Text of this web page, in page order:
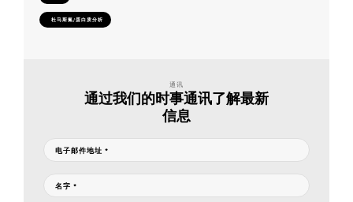
杜马斯氮/蛋白质分析
通讯
通过我们的时事通讯了解最新
信息
电子邮件地址 *
名字 *